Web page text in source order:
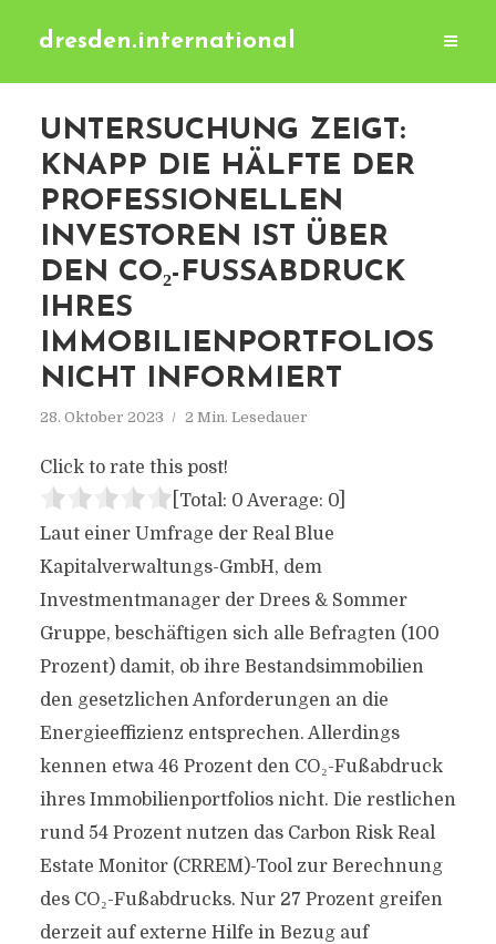
dresden.international
UNTERSUCHUNG ZEIGT:
KNAPP DIE HÄLFTE DER
PROFESSIONELLEN
INVESTOREN IST ÜBER
DEN CO₂-FUSSABDRUCK I
HRES I
MMOBILIENPORTFOLIOS N
ICHT INFORMIERT
28. Oktober 2023 2 Min. Lesedauer
Click to rate this post!
[Total: 0 Average: 0]
Laut einer Umfrage der Real Blue
Kapitalverwaltungs-GmbH, dem
Investmentmanager der Drees & Sommer
Gruppe, beschäftigen sich alle Befragten (100
Prozent) damit, ob ihre Bestandsimmobilien
den gesetzlichen Anforderungen an die
Energieeffizienz entsprechen. Allerdings
kennen etwa 46 Prozent den CO₂-Fußabdruck
ihres Immobilienportfolios nicht. Die restlichen
rund 54 Prozent nutzen das Carbon Risk Real
Estate Monitor (CRREM)-Tool zur Berechnung
des CO₂-Fußabdrucks. Nur 27 Prozent greifen
derzeit auf externe Hilfe in Bezug auf